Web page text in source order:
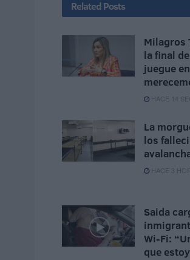
Related Posts
Milagros
la final
juegue
HACE 14
La
los
HACE 3
Saida
Wi-Fi:
que